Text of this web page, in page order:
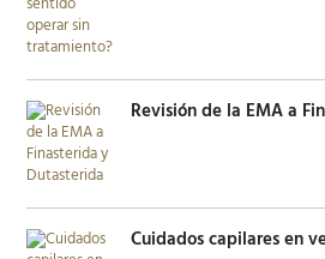
Revisión de la EMA a
Cuidados capilares en